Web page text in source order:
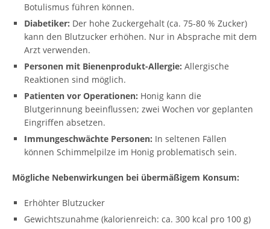
Botulismus führen können.
Diabetiker: Der hohe Zuckergehalt (ca. 75-80 % Zucker)
kann den Blutzucker erhöhen. Nur in Absprache mit dem
Arzt verwenden.
Personen mit Bienenprodukt-Allergie: Allergische
Reaktionen sind möglich.
Patienten vor Operationen: Honig kann die
Blutgerinnung beeinflussen; zwei Wochen vor geplanten
Eingriffen absetzen.
Immungeschwächte Personen: In seltenen Fällen
können Schimmelpilze im Honig problematisch sein.
Mögliche Nebenwirkungen bei übermäßigem Konsum:
Erhöhter Blutzucker
Gewichtszunahme (kalorienreich: ca. 300 kcal pro 100 g)